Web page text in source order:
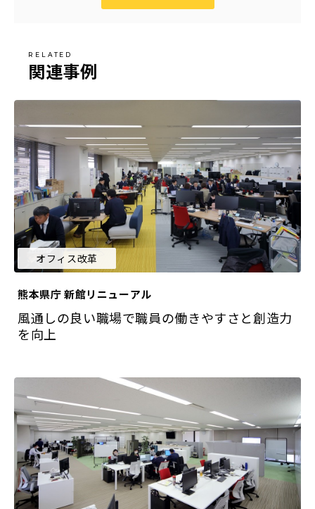
関連事例
風通しの良い職場で職員の働きやすさと創造力
を向上
熊本県庁 新館リニューアル
オフィス改革